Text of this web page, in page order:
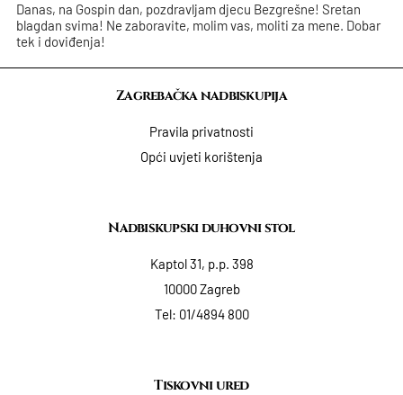
Danas, na Gospin dan, pozdravljam djecu Bezgrešne! Sretan
blagdan svima! Ne zaboravite, molim vas, moliti za mene. Dobar
tek i doviđenja!
Zagrebačka nadbiskupija
Pravila privatnosti
Opći uvjeti korištenja
Nadbiskupski duhovni stol
Kaptol 31, p.p. 398
10000 Zagreb
Tel: 01/4894 800
Tiskovni ured